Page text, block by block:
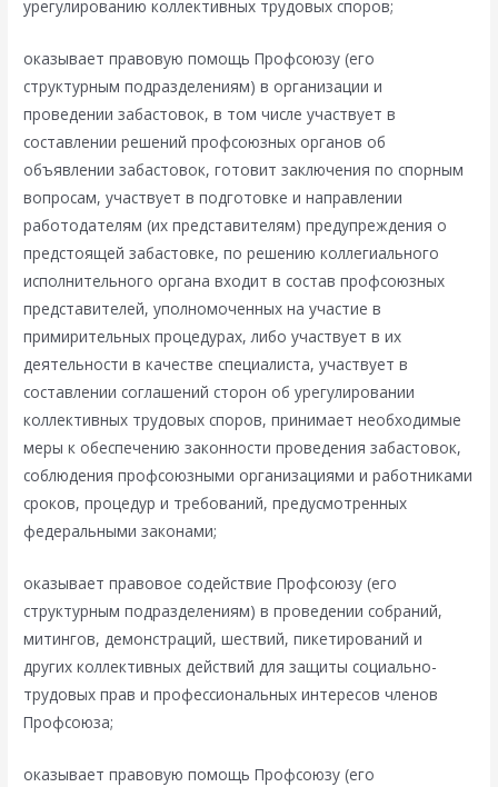
урегулированию коллективных трудовых споров;
оказывает правовую помощь Профсоюзу (его
структурным подразделениям) в организации и
проведении забастовок, в том числе участвует в
составлении решений профсоюзных органов об
объявлении забастовок, готовит заключения по спорным
вопросам, участвует в подготовке и направлении
работодателям (их представителям) предупреждения о
предстоящей забастовке, по решению коллегиального
исполнительного органа входит в состав профсоюзных
представителей, уполномоченных на участие в
примирительных процедурах, либо участвует в их
деятельности в качестве специалиста, участвует в
составлении соглашений сторон об урегулировании
коллективных трудовых споров, принимает необходимые
меры к обеспечению законности проведения забастовок,
соблюдения профсоюзными организациями и работниками
сроков, процедур и требований, предусмотренных
федеральными законами;
оказывает правовое содействие Профсоюзу (его
структурным подразделениям) в проведении собраний,
митингов, демонстраций, шествий, пикетирований и
других коллективных действий для защиты социально-
трудовых прав и профессиональных интересов членов
Профсоюза;
оказывает правовую помощь Профсоюзу (его